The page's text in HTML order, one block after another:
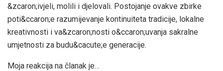
&zcaron;ivjeli, molili i djelovali. Postojanje ovakve zbirke
poti&ccaron;e razumijevanje kontinuiteta tradicije, lokalne
kreativnosti i va&zcaron;nosti o&ccaron;uvanja sakralne
umjetnosti za budu&cacute;e generacije.
Moja reakcija na članak je…